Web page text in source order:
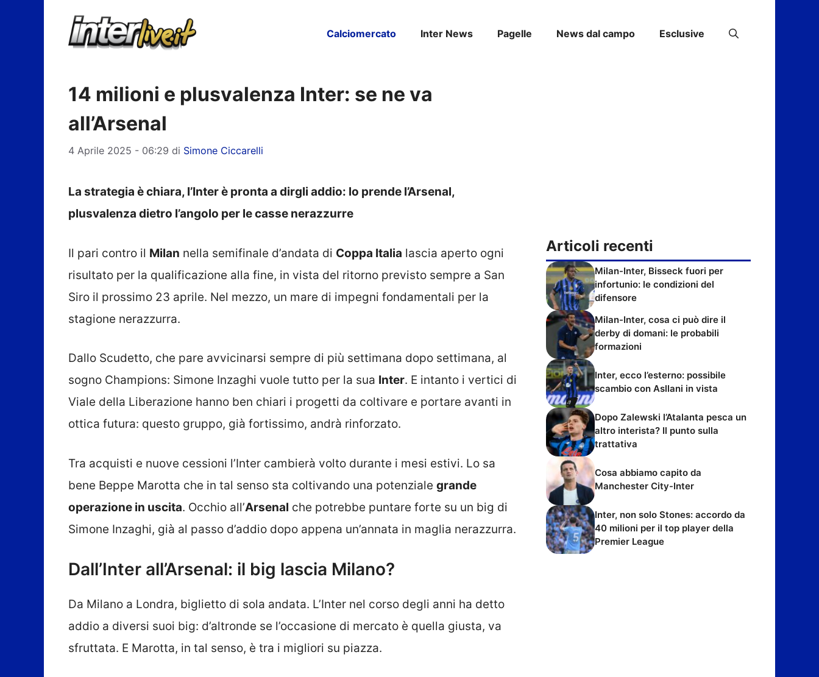
Calciomercato Inter News Pagelle News dal campo Esclusive
14 milioni e plusvalenza Inter: se ne va
all’Arsenal
4 Aprile 2025 - 06:29 di Simone Ciccarelli
La strategia è chiara, l’Inter è pronta a dirgli addio: lo prende l’Arsenal,
plusvalenza dietro l’angolo per le casse nerazzurre
Il pari contro il Milan nella semifinale d’andata di Coppa Italia lascia aperto ogni
risultato per la qualificazione alla fine, in vista del ritorno previsto sempre a San
Siro il prossimo 23 aprile. Nel mezzo, un mare di impegni fondamentali per la
stagione nerazzurra.
Dallo Scudetto, che pare avvicinarsi sempre di più settimana dopo settimana, al
sogno Champions: Simone Inzaghi vuole tutto per la sua Inter. E intanto i vertici di
Viale della Liberazione hanno ben chiari i progetti da coltivare e portare avanti in
ottica futura: questo gruppo, già fortissimo, andrà rinforzato.
Tra acquisti e nuove cessioni l’Inter cambierà volto durante i mesi estivi. Lo sa
bene Beppe Marotta che in tal senso sta coltivando una potenziale grande
operazione in uscita. Occhio all’Arsenal che potrebbe puntare forte su un big di
Simone Inzaghi, già al passo d’addio dopo appena un’annata in maglia nerazzurra.
Dall’Inter all’Arsenal: il big lascia Milano?
Da Milano a Londra, biglietto di sola andata. L’Inter nel corso degli anni ha detto
addio a diversi suoi big: d’altronde se l’occasione di mercato è quella giusta, va
sfruttata. E Marotta, in tal senso, è tra i migliori su piazza.
Articoli recenti
Milan-Inter, Bisseck fuori per
infortunio: le condizioni del
difensore
Milan-Inter, cosa ci può dire il
derby di domani: le probabili
formazioni
Inter, ecco l’esterno: possibile
scambio con Asllani in vista
Dopo Zalewski l’Atalanta pesca un
altro interista? Il punto sulla
trattativa
Cosa abbiamo capito da
Manchester City-Inter
Inter, non solo Stones: accordo da
40 milioni per il top player della
Premier League